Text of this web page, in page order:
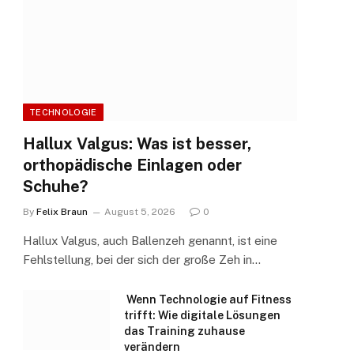
TECHNOLOGIE
Hallux Valgus: Was ist besser,
orthopädische Einlagen oder
Schuhe?
By Felix Braun August 5, 2026 0
Hallux Valgus, auch Ballenzeh genannt, ist eine
Fehlstellung, bei der sich der große Zeh in…
Wenn Technologie auf Fitness
trifft: Wie digitale Lösungen
das Training zuhause
verändern